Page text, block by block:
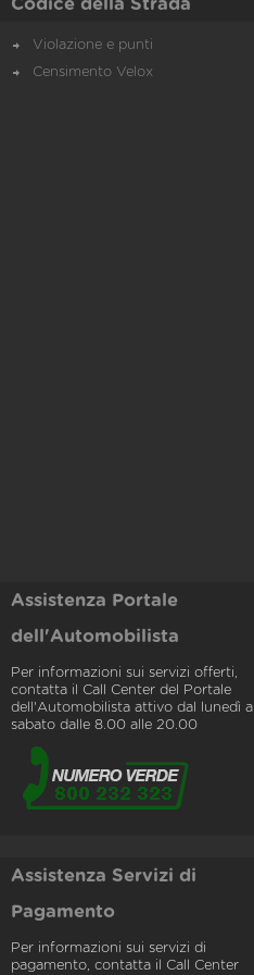
Codice della Strada
Violazione e punti
Censimento Velox
Assistenza Portale
dell'Automobilista
Per informazioni sui servizi offerti,
contatta il Call Center del Portale
dell'Automobilista attivo dal lunedì al
sabato dalle 8.00 alle 20.00
Assistenza Servizi di
Pagamento
Per informazioni sui servizi di
pagamento, contatta il Call Center